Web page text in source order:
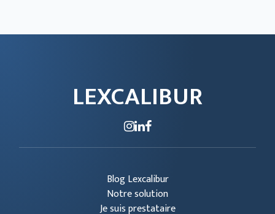
LEXCALIBUR
Blog Lexcalibur
Notre solution
Je suis prestataire